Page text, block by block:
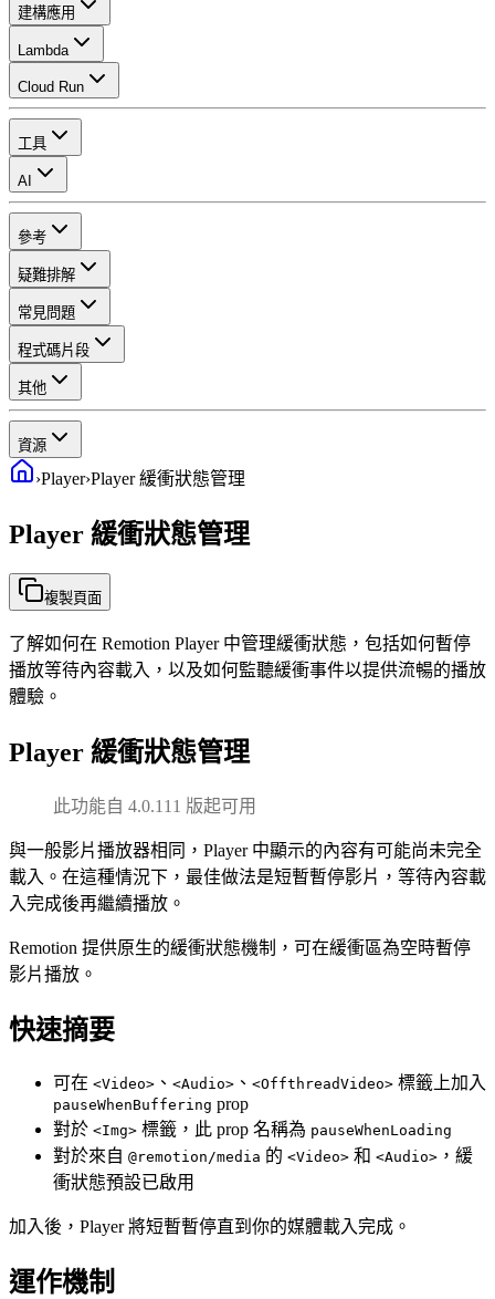
建構應用
Lambda
Cloud Run
工具
AI
參考
疑難排解
常見問題
程式碼片段
其他
資源
›Player›Player 緩衝狀態管理
Player 緩衝狀態管理
複製頁面
了解如何在 Remotion Player 中管理緩衝狀態，包括如何暫停
播放等待內容載入，以及如何監聽緩衝事件以提供流暢的播放
體驗。
Player 緩衝狀態管理
此功能自 4.0.111 版起可用
與一般影片播放器相同，Player 中顯示的內容有可能尚未完全
載入。在這種情況下，最佳做法是短暫暫停影片，等待內容載
入完成後再繼續播放。
Remotion 提供原生的緩衝狀態機制，可在緩衝區為空時暫停
影片播放。
快速摘要
可在 <Video> 、 <Audio> 、 <OffthreadVideo> 標籤上加入
pauseWhenBuffering prop
對於 <Img> 標籤，此 prop 名稱為 pauseWhenLoading
對於來自 @remotion/media 的 <Video> 和 <Audio> ，緩
衝狀態預設已啟用
加入後，Player 將短暫暫停直到你的媒體載入完成。
運作機制